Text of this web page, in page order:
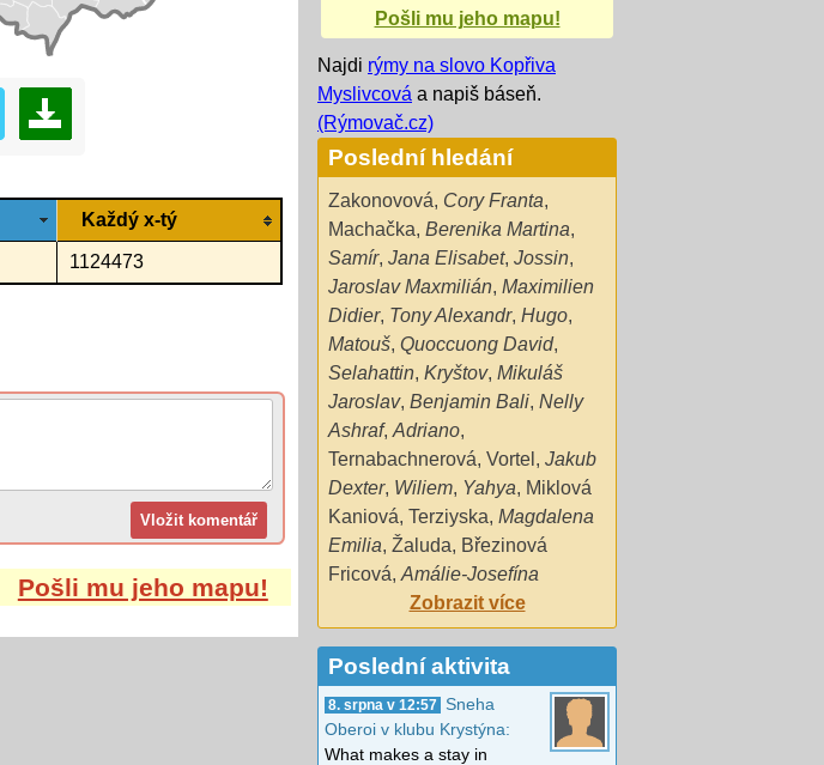
Každý x-tý
1124473
Pošli mu jeho mapu!
Pošli mu jeho mapu!
Najdi rýmy na slovo Kopřiva
Myslivcová a napiš báseň.
(Rýmovač.cz)
Poslední hledání
Zakonovová, Cory Franta,
Machačka, Berenika Martina,
Samír, Jana Elisabet, Jossin,
Jaroslav Maxmilián, Maximilien
Didier, Tony Alexandr, Hugo,
Matouš, Quoccuong David,
Selahattin, Kryštov, Mikuláš
Jaroslav, Benjamin Bali, Nelly
Ashraf, Adriano,
Ternabachnerová, Vortel , Jakub
Dexter, Wiliem, Yahya, Miklová
Kaniová, Terziyska, Magdalena
Emilia, Žaluda, Březinová
Fricová, Amálie-Josefína
Zobrazit více
Poslední aktivita
8. srpna v 12:57
Sneha
Oberoi v klubu Krystýna:
What makes a stay in